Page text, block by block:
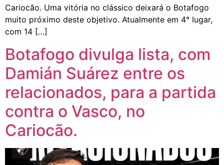
Cariocão. Uma vitória no clássico deixará o Botafogo
muito próximo deste objetivo. Atualmente em 4° lugar,
com 14 […]
Botafogo divulga lista, com
Damián Suárez entre os
relacionados, para a partida
contra o Vasco, no
Cariocão.